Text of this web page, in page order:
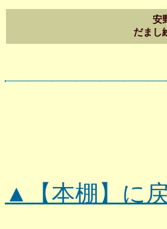
安
だまし
▲【本棚】に